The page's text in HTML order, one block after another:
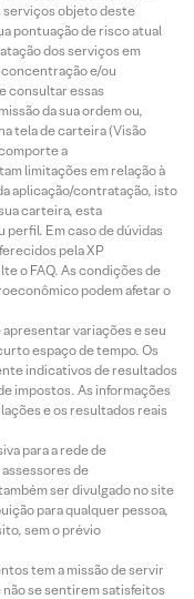
serviços objeto deste
pontuação de risco atual
dos serviços em
e/ou
consultar essas
da sua ordem ou,
tela de carteira (Visão
a
limitações em relação à
aplicação/contratação, isto
carteira, esta
perfil. Em caso de dúvidas
pela XP
o FAQ. As condições de
podem afetar o
variações e seu
espaço de tempo. Os
indicativos de resultados
impostos. As informações
e os resultados reais
para a rede de
de
ser divulgado no site
para qualquer pessoa,
sem o prévio
tem a missão de servir
se sentirem satisfeitos